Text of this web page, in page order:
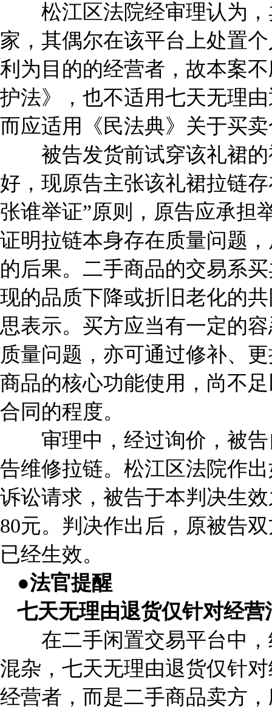
松江区法院经审理认为，
家，其偶尔在该平台上处置
利为目的的经营者，故本案
护法》，也不适用七天无理
而应适用《民法典》关于买
被告发货前试穿该礼裙的
好，现原告主张该礼裙拉链
张谁举证”原则，原告应承担
证明拉链本身存在质量问题
的后果。二手商品的交易系
现的品质下降或折旧老化的
思表示。买方应当有一定的
质量问题，亦可通过修补、
商品的核心功能使用，尚不
合同的程度。
审理中，经过询价，被告
告维修拉链。松江区法院作
诉讼请求，被告于本判决生
80元。判决作出后，原被告
已经生效。
●法官提醒
七天无理由退货仅针对经营
在二手闲置交易平台中，
混杂，七天无理由退货仅针
经营者，而是二手商品卖方